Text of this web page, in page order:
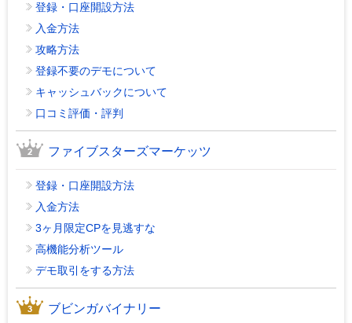
登録・口座開設方法
入金方法
攻略方法
登録不要のデモについて
キャッシュバックについて
口コミ評価・評判
ファイブスターズマーケッツ
登録・口座開設方法
入金方法
3ヶ月限定CPを見逃すな
高機能分析ツール
デモ取引をする方法
ブビンガバイナリー